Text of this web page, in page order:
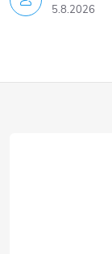
5.8.2026